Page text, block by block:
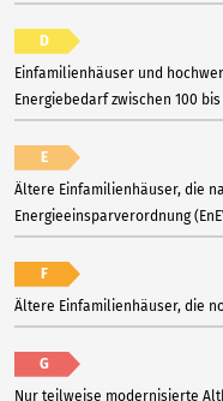
D
Einfamilienhäuser und
Energiebedarf zwischen 100
E
Ältere Einfamilienhäuser, die
Energieeinsparverordnung
F
Ältere Einfamilienhäuser, die
G
Nur teilweise modernisierte